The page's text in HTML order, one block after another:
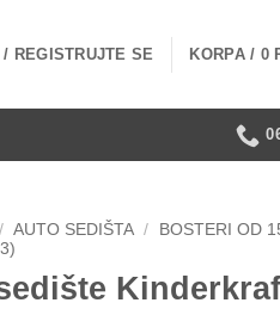
REGISTRUJTE SE KORPA / 0
/ AUTO SEDIŠTA /
BOSTERI OD